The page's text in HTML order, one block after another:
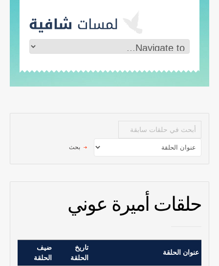
حلقات أميرة عوني
عنوان الحلقة
تاريخ
الحلقة
ضيف
الحلقة